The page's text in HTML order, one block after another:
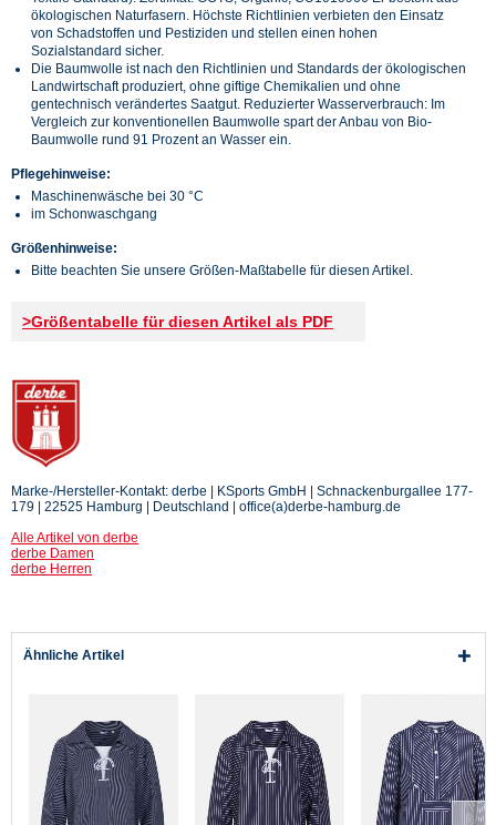
ökologischen Naturfasern. Höchste Richtlinien verbieten den Einsatz
von Schadstoffen und Pestiziden und stellen einen hohen
Sozialstandard sicher.
Die Baumwolle ist nach den Richtlinien und Standards der ökologischen
Landwirtschaft produziert, ohne giftige Chemikalien und ohne
gentechnisch verändertes Saatgut. Reduzierter Wasserverbrauch: Im
Vergleich zur konventionellen Baumwolle spart der Anbau von Bio-
Baumwolle rund 91 Prozent an Wasser ein.
Pflegehinweise:
Maschinenwäsche bei 30 °C
im Schonwaschgang
Größenhinweise:
Bitte beachten Sie unsere Größen-Maßtabelle für diesen Artikel.
>Größentabelle für diesen Artikel als PDF
Marke-/Hersteller-Kontakt: derbe | KSports GmbH | Schnackenburgallee 177-
179 | 22525 Hamburg | Deutschland | office(a)derbe-hamburg.de
Alle Artikel von derbe
derbe Damen
derbe Herren
Ähnliche Artikel